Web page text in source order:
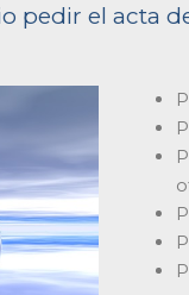
pedir el acta